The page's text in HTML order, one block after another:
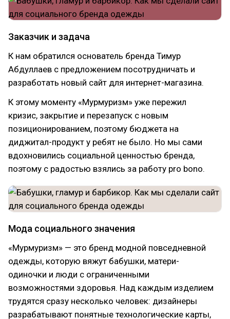
Заказчик и задача
К нам обратился основатель бренда Тимур
Абдуллаев с предложением посотрудничать и
разработать новый сайт для интернет-магазина.
К этому моменту «Мурмуризм» уже пережил
кризис, закрытие и перезапуск с новым
позиционированием, поэтому бюджета на
диджитал-продукт у ребят не было. Но мы сами
вдохновились социальной ценностью бренда,
поэтому с радостью взялись за работу pro bono.
Мода социального значения
«Мурмуризм» — это бренд модной повседневной
одежды, которую вяжут бабушки, матери-
одиночки и люди с ограниченными
возможностями здоровья. Над каждым изделием
трудятся сразу несколько человек: дизайнеры
разрабатывают понятные технологические карты,